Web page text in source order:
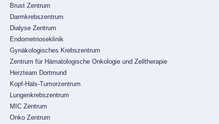
Brust Zentrum
Darmkrebszentrum
Dialyse Zentrum
Endometrioseklinik
Gynäkologisches Krebszentrum
Zentrum für Hämatologische Onkologie und Zelltherapie
Herzteam Dortmund
Kopf-Hals-Tumorzentrum
Lungenkrebszentrum
MIC Zentrum
Onko Zentrum